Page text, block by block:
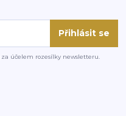
Přihlásit se
za účelem rozesílky newsletteru.